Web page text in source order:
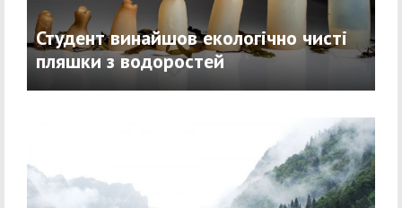
Студент винайшов екологічно чисті
пляшки з водоростей